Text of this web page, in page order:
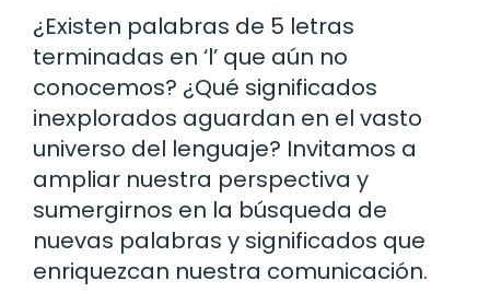
¿Existen palabras de 5 letras
terminadas en ‘l’ que aún no
conocemos? ¿Qué significados
inexplorados aguardan en el vasto
universo del lenguaje? Invitamos a
ampliar nuestra perspectiva y
sumergirnos en la búsqueda de
nuevas palabras y significados que
enriquezcan nuestra comunicación.